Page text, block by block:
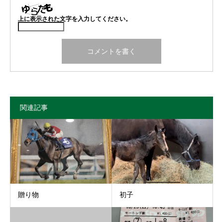
上に表示された文字を入力してください。
関連記事
贈り物 初子